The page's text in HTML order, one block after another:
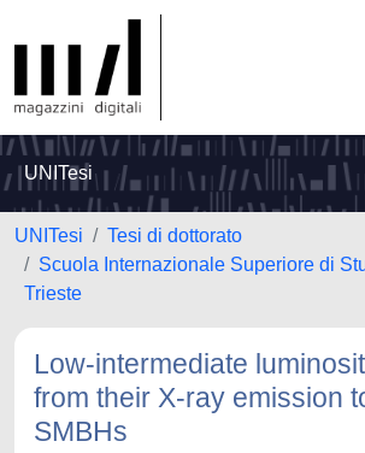
UNITesi
UNITesi
Tesi di dottorato
Scuola Internazionale Superiore di
Trieste
Low-intermediate
from their X-ray emission
SMBHs